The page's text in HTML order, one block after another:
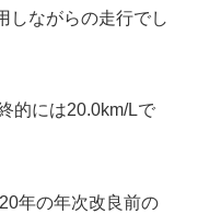
しながらの走行でし
的には20.0km/Lで
年の年次改良前の